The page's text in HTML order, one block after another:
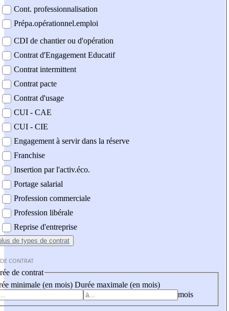
Cont. professionnalisation
Prépa.opérationnel.emploi
CDI de chantier ou d'opération
Contrat d'Engagement Educatif
Contrat intermittent
Contrat pacte
Contrat d'usage
CUI - CAE
CUI - CIE
Engagement à servir dans la réserve
Franchise
Insertion par l'activ.éco.
Portage salarial
Profession commerciale
Profession libérale
Reprise d'entreprise
de types de contrat
CONTRAT
de contrat
minimale (en mois) Durée maximale (en mois)
mois